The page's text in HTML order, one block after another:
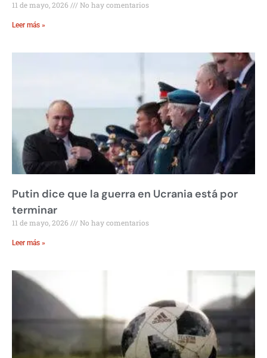
11 de mayo, 2026 No hay comentarios
Leer más »
Putin dice que la guerra en Ucrania está por
terminar
11 de mayo, 2026 No hay comentarios
Leer más »